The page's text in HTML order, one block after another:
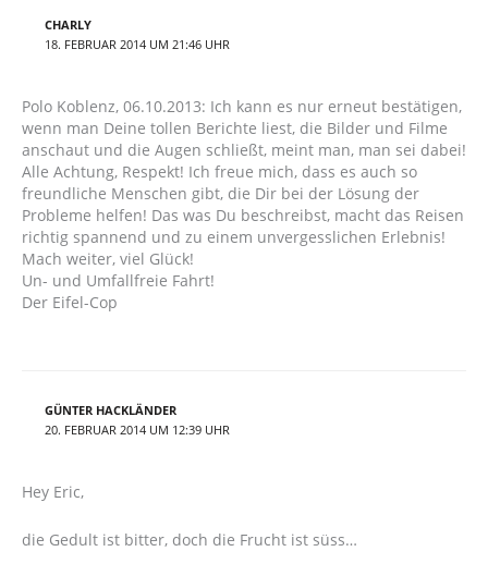
CHARLY
18. FEBRUAR 2014 UM 21:46 UHR
Polo Koblenz, 06.10.2013: Ich kann es nur erneut bestätigen,
wenn man Deine tollen Berichte liest, die Bilder und Filme
anschaut und die Augen schließt, meint man, man sei dabei!
Alle Achtung, Respekt! Ich freue mich, dass es auch so
freundliche Menschen gibt, die Dir bei der Lösung der
Probleme helfen! Das was Du beschreibst, macht das Reisen
richtig spannend und zu einem unvergesslichen Erlebnis!
Mach weiter, viel Glück!
Un- und Umfallfreie Fahrt!
Der Eifel-Cop
GÜNTER HACKLÄNDER
20. FEBRUAR 2014 UM 12:39 UHR
Hey Eric,
die Gedult ist bitter, doch die Frucht ist süss…